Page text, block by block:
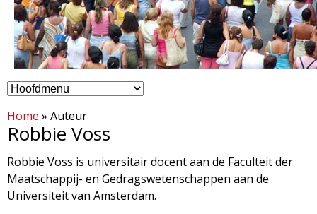
S
o
c
i
H
o
o
f
d
Home » Auteur
Robbie Voss
Robbie Voss is universitair docent aan de Faculteit der
Maatschappij- en Gedragswetenschappen aan de
Universiteit van Amsterdam.